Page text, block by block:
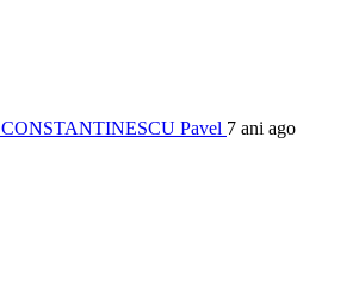
CONSTANTINESCU Pavel 7 ani ago